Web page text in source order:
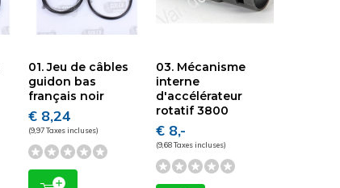
01. Jeu de câbles
guidon bas
français noir
€ 8,24
(9,97 Taxes incluses)
03. Mécanisme
interne
d'accélérateur
rotatif 3800
€ 8,-
(9,68 Taxes incluses)